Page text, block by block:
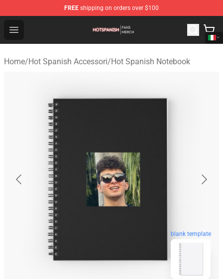
FREE shipping on orders over $100
Open menu
Hot Spanish Shop - Official Hot Spanish Merchandise
Home/Hot Spanish Accessori/Hot Spanish Notebook
blank template